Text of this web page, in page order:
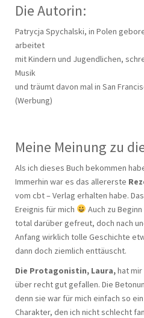
Die Autorin:
Patrycja Spychalski, in Polen
arbeitet
mit Kindern und Jugendlichen,
Musik
und träumt davon mal in San
(Werbung)
Meine Meinung zu
Als ich dieses Buch bekommen
Immerhin war es das allererste
vom cbt – Verlag erhalten habe.
Ereignis für mich
Auch zu
total darüber gefreut, doch nach
Anfang wirklich tolle Geschichte
dann doch ziemlich enttäuscht.
Die Protagonistin, Laura,hat
über recht gut gefallen. Die
denn sie war für mich einfach so
Charakter, den ich nicht schlecht